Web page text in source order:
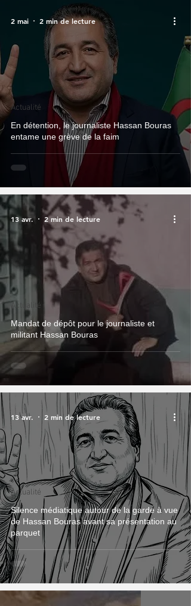
En détention, le journaliste Hassan Bouras
entame une grève de la faim
Actualité
2 mai 2 min de lecture
Mandat de dépôt pour le journaliste et
militant Hassan Bouras
Actualité
13 avr. 2 min de lecture
Silence médiatique autour de la garde à vue
de Hassan Bouras avant sa présentation au
parquet
Actualité
13 avr. 2 min de lecture